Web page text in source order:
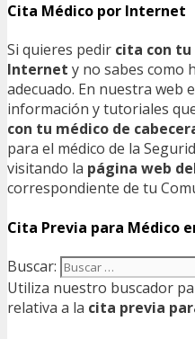
Cita Médico por Internet
Si quieres pedir cita con tu
Internet y no sabes como
adecuado. En nuestra web
información y tutoriales
con tu médico de
para el médico de la
visitando la página web
correspondiente de tu
Cita Previa para Médico
Buscar:
Utiliza nuestro buscador
relativa a la cita previa